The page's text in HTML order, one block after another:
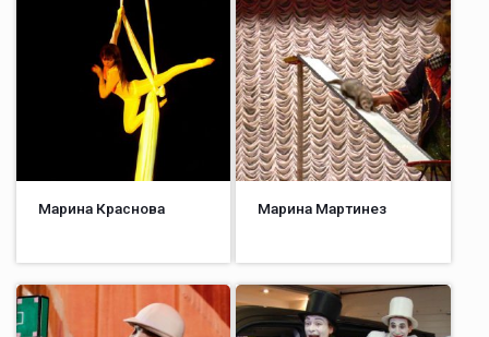
Марина Краснова Марина Мартинез